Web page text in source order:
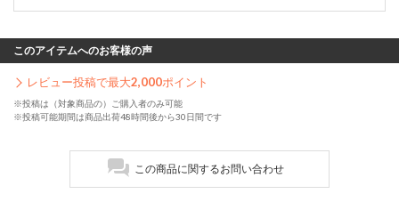
このアイテムへのお客様の声
レビュー投稿で最大2,000ポイント
※投稿は（対象商品の）ご購入者のみ可能
※投稿可能期間は商品出荷48時間後から30日間です
この商品に関するお問い合わせ